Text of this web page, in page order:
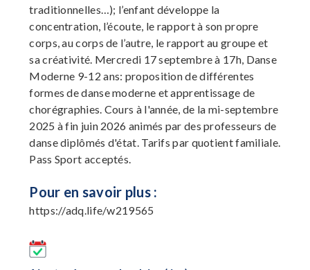
traditionnelles…); l’enfant développe la
concentration, l’écoute, le rapport à son propre
corps, au corps de l’autre, le rapport au groupe et
sa créativité. Mercredi 17 septembre à 17h, Danse
Moderne 9-12 ans: proposition de différentes
formes de danse moderne et apprentissage de
chorégraphies. Cours à l'année, de la mi-septembre
2025 à fin juin 2026 animés par des professeurs de
danse diplômés d'état. Tarifs par quotient familiale.
Pass Sport acceptés.
Pour en savoir plus :
https://adq.life/w219565